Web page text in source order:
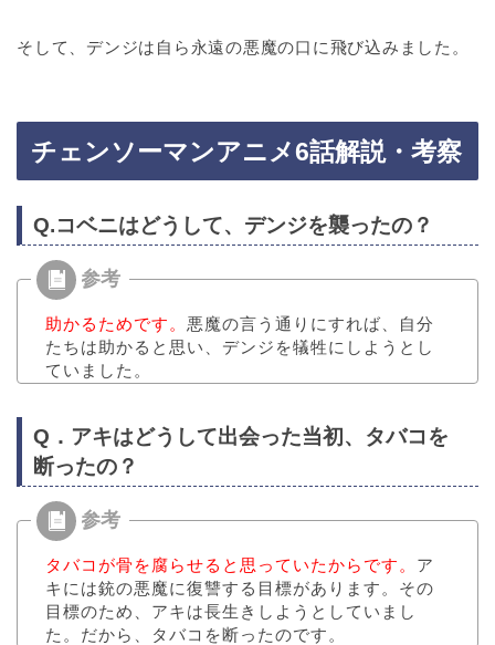
そして、デンジは自ら永遠の悪魔の口に飛び込みました。
チェンソーマンアニメ6話解説・考察
Q.コベニはどうして、デンジを襲ったの？
助かるためです。 悪魔の言う通りにすれば、自分
たちは助かると思い、デンジを犠牲にしようとし
ていました。
Q．アキはどうして出会った当初、タバコを
断ったの？
タバコが骨を腐らせると思っていたからです。 ア
キには銃の悪魔に復讐する目標があります。その
目標のため、アキは長生きしようとしていまし
た。だから、タバコを断ったのです。